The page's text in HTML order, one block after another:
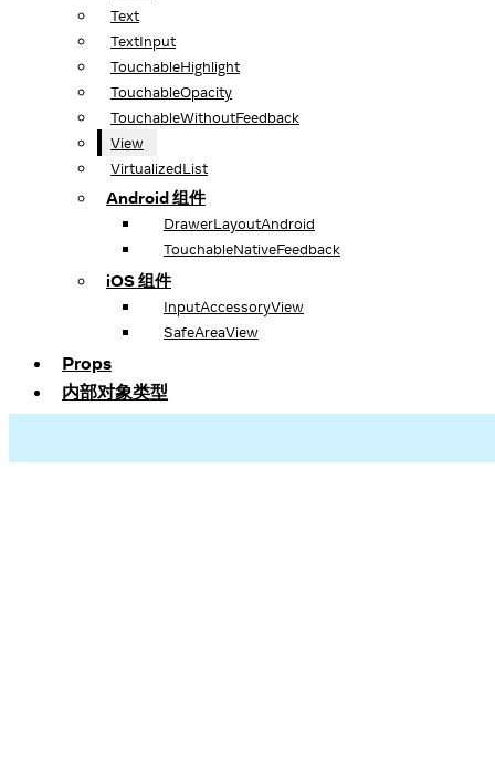
Text
TextInput
TouchableHighlight
TouchableOpacity
TouchableWithoutFeedback
View
VirtualizedList
Android 组件
DrawerLayoutAndroid
TouchableNativeFeedback
iOS 组件
InputAccessoryView
SafeAreaView
Props
内部对象类型